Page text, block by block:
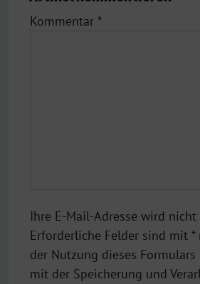
Kommentar *
Ihre E-Mail-Adresse wird
Erforderliche Felder sind mit
der Nutzung dieses
mit der Speicherung und